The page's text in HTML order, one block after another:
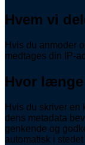
Hvem vi
Hvis du anmoder
medtages din IP-
Hvor
Hvis du skriver en
dens metadata
genkende og
automatisk i